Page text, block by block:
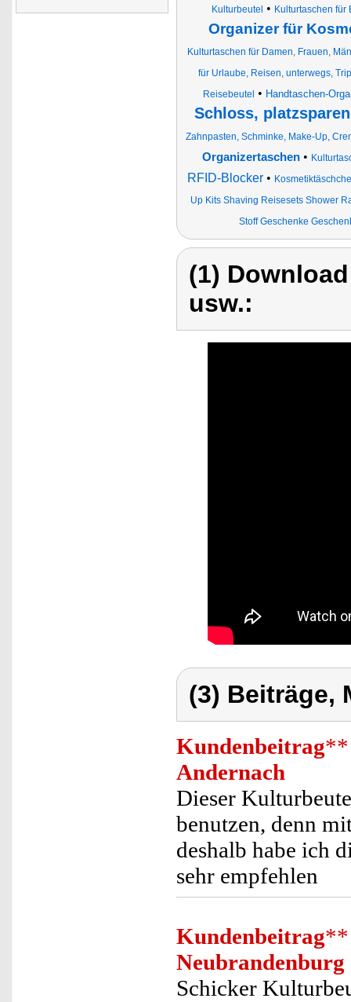
Kulturbeutel • Kulturtaschen für
Organizer für
Kulturtaschen für Damen, Frauen,
für Urlaube, Reisen, unterwegs,
Reisebeutel
• Handtaschen-
Schloss,
Zahnpasten, Schminke, Make-Up,
Organizertaschen •
RFID-Blocker •
Up Kits Shaving Reisesets Shower
Stoff Geschenke
(1)
usw.:
(3) Beiträge,
Kundenbeitrag**
Andernach
Dieser
benutzen, denn
deshalb habe ich
sehr empfehlen
Kundenbeitrag**
Neubrandenburg
Schicker